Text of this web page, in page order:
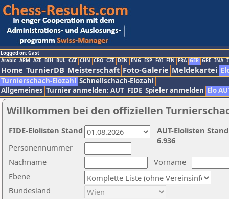
Logged on: Gast
Arabic ARM AZE BIH BUL CAT CHN CRO CZE DEN ENG ESP FAI FIN FRA GER GRE INA
Home TurnierDB Meisterschaft Foto-Galerie Meldekartei
Turnierschach-Elozahl Schnellschach-Elozahl
Allgemeines Turnier anmelden: AUT FIDE Spieler anmelden Elo
Willkommen bei den offiziellen
Nachname
Vorname
Ebene
Personennummer
Bundesland
AUT-Elolisten
6.936
FIDE-Elolisten Stand